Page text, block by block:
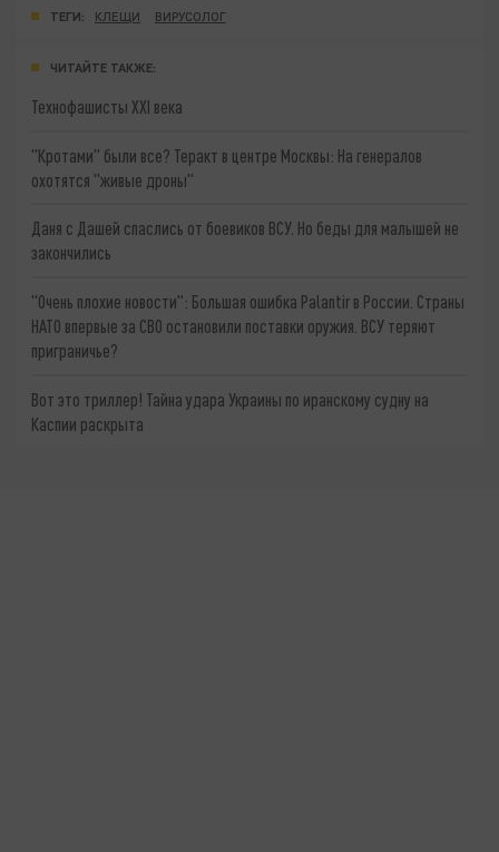
ТЕГИ: КЛЕЩИ ВИРУСОЛОГ
ЧИТАЙТЕ ТАКЖЕ:
Технофашисты XXI века
"Кротами" были все? Теракт в центре Москвы: На генералов
охотятся "живые дроны"
Даня с Дашей спаслись от боевиков ВСУ. Но беды для малышей не
закончились
"Очень плохие новости": Большая ошибка Palantir в России. Страны
НАТО впервые за СВО остановили поставки оружия. ВСУ теряют
приграничье?
Вот это триллер! Тайна удара Украины по иранскому судну на
Каспии раскрыта